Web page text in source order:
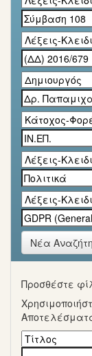
Νέα
Προσθέστε